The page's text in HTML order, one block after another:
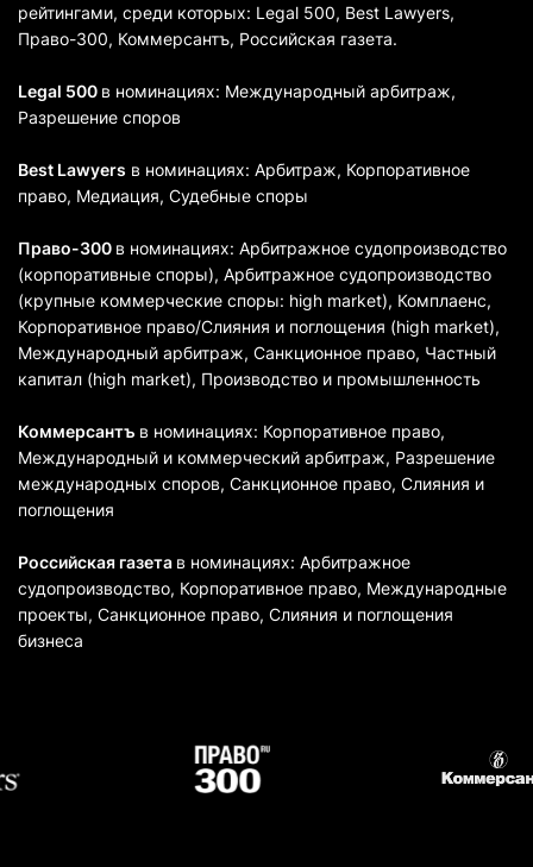
рейтингами, среди которых: Legal 500, Best Lawyers,
Право-300, Коммерсантъ, Российская газета.
Legal 500 в номинациях: Международный арбитраж,
Разрешение споров
Best Lawyers в номинациях: Арбитраж, Корпоративное
право, Медиация, Судебные споры
Право-300 в номинациях: Арбитражное судопроизводство
(корпоративные споры), Арбитражное судопроизводство
(крупные коммерческие споры: high market), Комплаенс,
Корпоративное право/Слияния и поглощения (high market),
Международный арбитраж, Санкционное право, Частный
капитал (high market), Производство и промышленность
Коммерсантъ в номинациях: Корпоративное право,
Международный и коммерческий арбитраж, Разрешение
международных споров, Санкционное право, Слияния и
поглощения
Российская газета в номинациях: Арбитражное
судопроизводство, Корпоративное право, Международные
проекты, Санкционное право, Cлияния и поглощения
бизнеса